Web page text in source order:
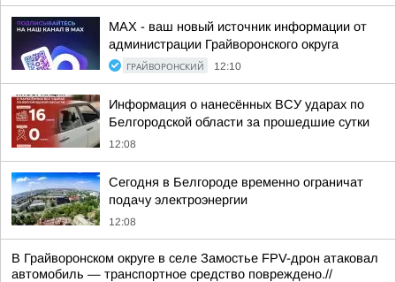
MAX - ваш новый источник информации от
администрации Грайворонского округа
ГРАЙВОРОНСКИЙ 12:10
Информация о нанесённых ВСУ ударах по
Белгородской области за прошедшие сутки
12:08
Сегодня в Белгороде временно ограничат
подачу электроэнергии
12:08
В Грайворонском округе в селе Замостье FPV-дрон атаковал
автомобиль — транспортное средство повреждено.//